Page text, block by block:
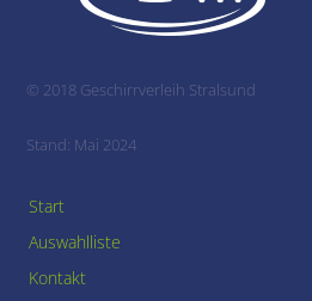
© 2018 Geschirrverleih Stralsund
Stand: Mai 2024
Start
Auswahlliste
Kontakt